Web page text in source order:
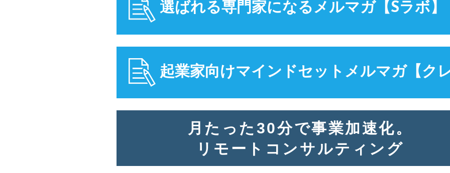
選ばれる専門家になるメルマガ【Sラボ】
起業家向けマインドセット メルマガ【ク
月たった30分で事業加速化。
リモートコンサルティング